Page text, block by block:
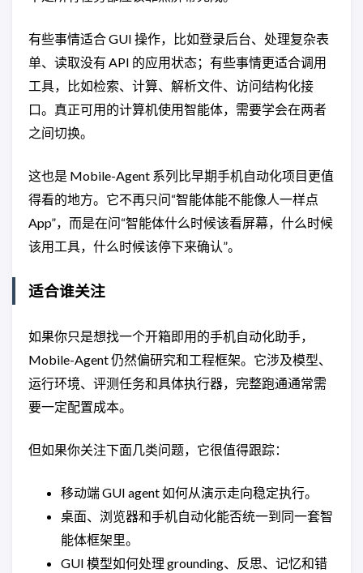
有些事情适合 GUI 操作，比如登录后台、处理复杂表
单、读取没有 API 的应用状态；有些事情更适合调用
工具，比如检索、计算、解析文件、访问结构化接
口。真正可用的计算机使用智能体，需要学会在两者
之间切换。
这也是 Mobile-Agent 系列比早期手机自动化项目更值
得看的地方。它不再只问“智能体能不能像人一样点
App”，而是在问“智能体什么时候该看屏幕，什么时候
该用工具，什么时候该停下来确认”。
适合谁关注
如果你只是想找一个开箱即用的手机自动化助手，
Mobile-Agent 仍然偏研究和工程框架。它涉及模型、
运行环境、评测任务和具体执行器，完整跑通通常需
要一定配置成本。
但如果你关注下面几类问题，它很值得跟踪：
移动端 GUI agent 如何从演示走向稳定执行。
桌面、浏览器和手机自动化能否统一到同一套智
能体框架里。
GUI 模型如何处理 grounding、反思、记忆和错